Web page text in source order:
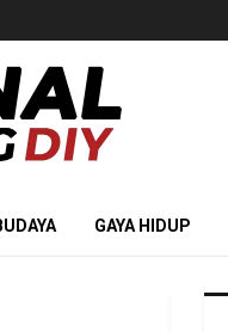
GAYA HIDUP